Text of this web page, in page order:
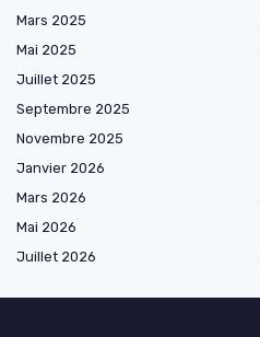
Mars 2025
Mai 2025
Juillet 2025
Septembre 2025
Novembre 2025
Janvier 2026
Mars 2026
Mai 2026
Juillet 2026